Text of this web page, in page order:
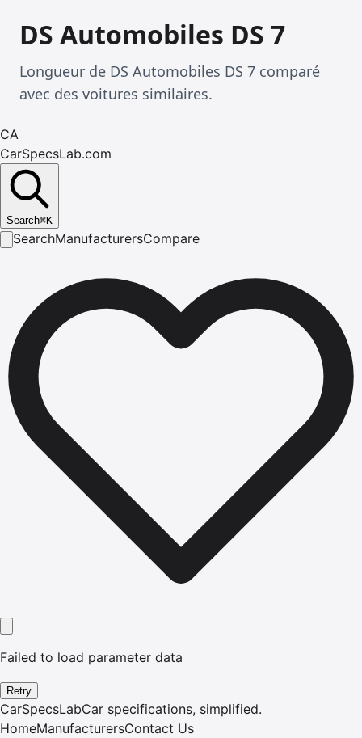
DS Automobiles DS 7
Longueur de DS Automobiles DS 7 comparé
avec des voitures similaires.
CA
CarSpecsLab.com
Search⌘K
SearchManufacturersCompare
Failed to load parameter data
Retry
CarSpecsLabCar specifications, simplified.
HomeManufacturersContact Us